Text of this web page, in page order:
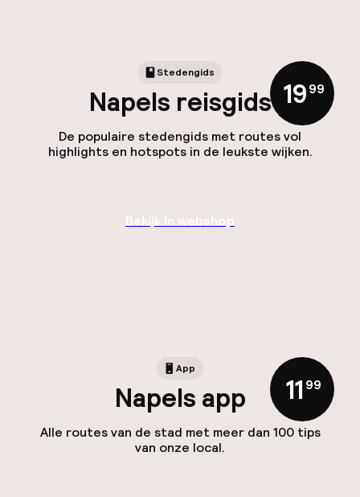
Stedengids
Napels reisgids
De populaire stedengids met routes vol
highlights en hotspots in de leukste wijken.
19,99
Bekijk in webshop
App
Napels app
Alle routes van de stad met meer dan 100 tips
van onze local.
11 ,99